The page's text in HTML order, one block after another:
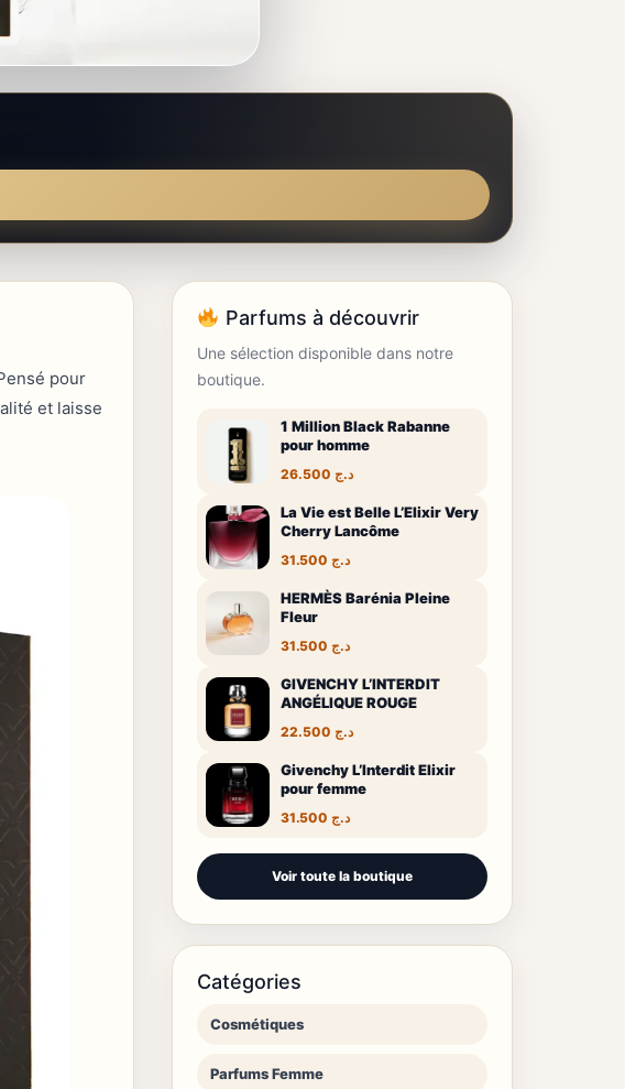
pour
et laisse
Parfums à découvrir
Une sélection disponible dans notre
boutique.
1 Million Black Rabanne
pour homme
د.ج
La Vie est Belle L’Elixir Very
Cherry Lancôme
د.ج
HERMÈS Barénia Pleine
Fleur
د.ج
GIVENCHY L’INTERDIT
ANGÉLIQUE ROUGE
د.ج
Givenchy L’Interdit Elixir
pour femme
د.ج
Voir toute la boutique
Catégories
Cosmétiques
Parfums Femme